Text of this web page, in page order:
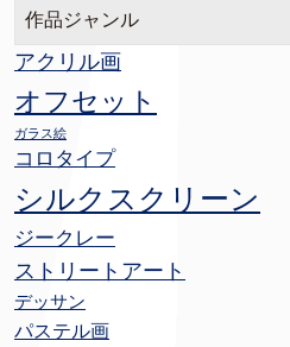
作品ジャンル
アクリル画
オフセット
ガラス絵
コロタイプ
シルクスクリーン
ジークレー
ストリートアート
デッサン
パステル画